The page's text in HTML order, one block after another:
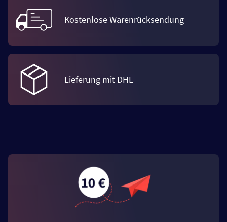
Kostenlose Warenrücksendung
Lieferung mit DHL